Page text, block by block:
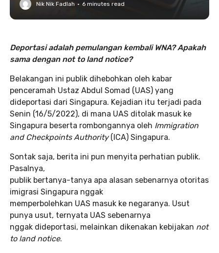
Nik Nik Fadlah · 6 minutes read
Deportasi adalah pemulangan kembali WNA? Apakah
sama dengan not to land notice?
Belakangan ini publik dihebohkan oleh kabar
penceramah Ustaz Abdul Somad (UAS) yang
dideportasi dari Singapura. Kejadian itu terjadi pada
Senin (16/5/2022), di mana UAS ditolak masuk ke
Singapura beserta rombongannya oleh Immigration
and Checkpoints Authority(ICA) Singapura.
Sontak saja, berita ini pun menyita perhatian publik.
Pasalnya,
publik bertanya-tanya apa alasan sebenarnya otoritas
imigrasi Singapura nggak
memperbolehkan UAS masuk ke negaranya. Usut
punya usut, ternyata UAS sebenarnya
nggak dideportasi, melainkan dikenakan kebijakan not
to land notice.